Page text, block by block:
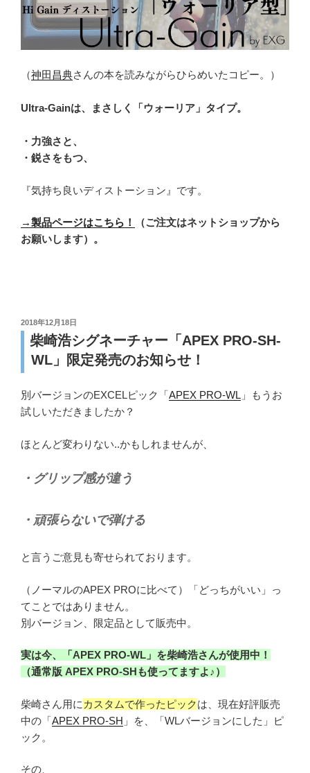
（神田昌典さんの本を読みながらひらめいたコピー。）
Ultra-Gainは、まさしく「ウォーリア」タイプ。
・力強さと、
・鋭さをもつ、
『気持ち良いディストーション』です。
→製品ページはこちら！
（ご注文はネットショップから
お願いします）。
投
日:
2018年12月18日
柴崎浩シグネーチャー「APEX PRO-SH-
WL」限定発売のお知らせ！
別バージョンのEXCELピック「APEX PRO-WL 」もうお
試しいただきましたか？
ほとんど変わりない..かもしれませんが、
・グリップ感が違う
・頑張らないで弾ける
と言うご意見も寄せられております。
（ノーマルのAPEX PROに比べて）「どっちがいい」っ
てことではありません。
別バージョン、限定品として販売中。
実は今、「APEX PRO-WL」を柴崎浩さんが使用中！
（通常版 APEX PRO-SHも使ってますよ♪）
柴崎さん用に カスタムで作ったピックは、現在好評販売
中の「APEX PRO-SH 」を、「WLバージョンにした」ピ
ック。
その、